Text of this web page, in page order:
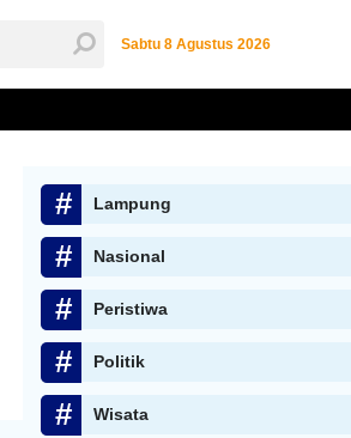
Sabtu 8 Agustus 2026
Lampung
Nasional
Peristiwa
Politik
Wisata